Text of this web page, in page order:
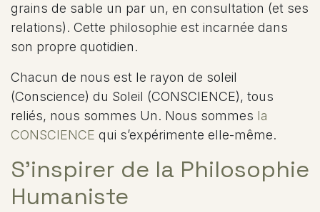
grains de sable un par un, en consultation (et ses
relations). Cette philosophie est incarnée dans
son propre quotidien.
Chacun de nous est le rayon de soleil
(Conscience) du Soleil (CONSCIENCE), tous
reliés, nous sommes Un. Nous sommes la
CONSCIENCE qui s’expérimente elle-même.
S'inspirer de la Philosophie
Humaniste